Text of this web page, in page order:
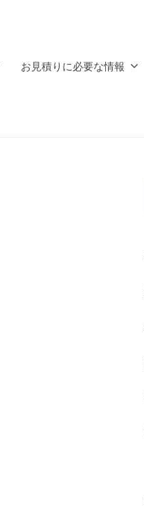
お見積りに必要な情報